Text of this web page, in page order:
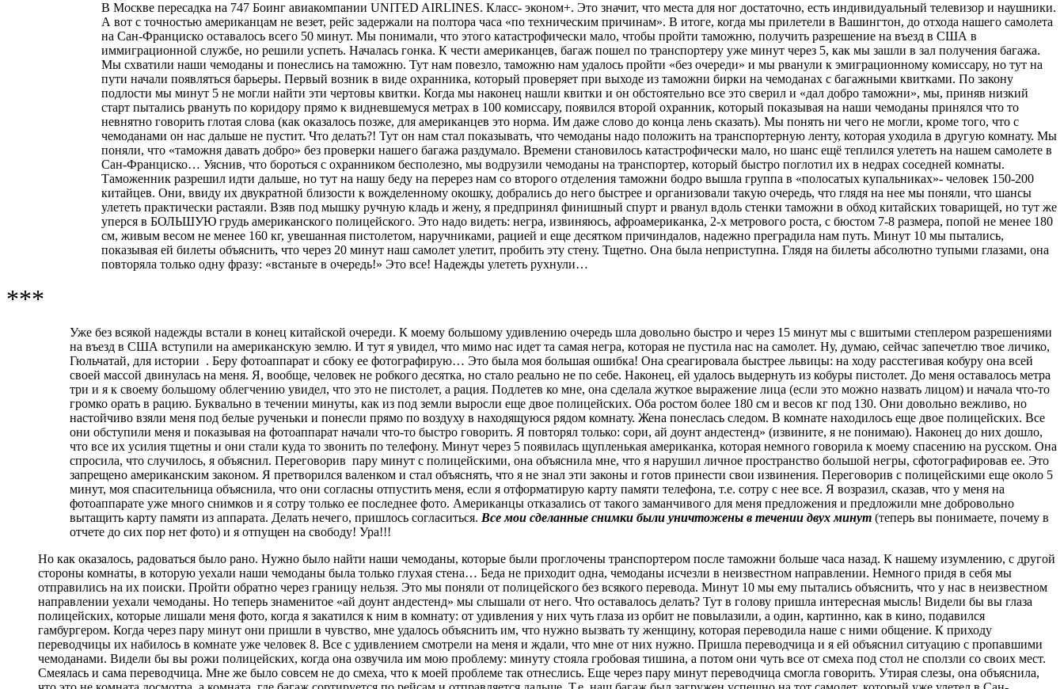
В Москве пересадка на 747 Боинг авиакомпании UNITED AIRLINES. Класс- эконом+. Это значит, что места для ног достаточно, есть индивидуальный телевизор и наушники.
А вот с точностью американцам не везет, рейс задержали на полтора часа «по техническим причинам». В итоге, когда мы прилетели в Вашингтон, до отхода нашего самолета
на Сан-Франциско оставалось всего 50 минут. Мы понимали, что этого катастрофически мало, чтобы пройти таможню, получить разрешение на въезд в США в
иммиграционной службе, но решили успеть. Началась гонка. К чести американцев, багаж пошел по транспортеру уже минут через 5, как мы зашли в зал получения багажа.
Мы схватили наши чемоданы и понеслись на таможню. Тут нам повезло, таможню нам удалось пройти «без очереди» и мы рванули к эмиграционному комиссару, но тут на
пути начали появляться барьеры. Первый возник в виде охранника, который проверяет при выходе из таможни бирки на чемоданах с багажными квитками. По закону
подлости мы минут 5 не могли найти эти чертовы квитки. Когда мы наконец нашли квитки и он обстоятельно все это сверил и «дал добро таможни», мы, приняв низкий
старт пытались рвануть по коридору прямо к видневшемуся метрах в 100 комиссару, появился второй охранник, который показывая на наши чемоданы принялся что то
невнятно говорить глотая слова (как оказалось позже, для американцев это норма. Им даже слово до конца лень сказать). Мы понять ни чего не могли, кроме того, что с
чемоданами он нас дальше не пустит. Что делать?! Тут он нам стал показывать, что чемоданы надо положить на транспортерную ленту, которая уходила в другую комнату. Мы
поняли, что «таможня давать добро» без проверки нашего багажа раздумало. Времени становилось катастрофически мало, но шанс ещё теплился улететь на нашем самолете в
Сан-Франциско… Уяснив, что бороться с охранником бесполезно, мы водрузили чемоданы на транспортер, который быстро поглотил их в недрах соседней комнаты.
Таможенник разрешил идти дальше, но тут на нашу беду на перерез нам со второго отделения таможни бодро вышла группа в «полосатых купальниках»- человек 150-200
китайцев. Они, ввиду их двукратной близости к вожделенному окошку, добрались до него быстрее и организовали такую очередь, что глядя на нее мы поняли, что шансы
улететь практически растаяли. Взяв под мышку ручную кладь и жену, я предпринял финишный спурт и рванул вдоль стенки таможни в обход китайских товарищей, но тут же
уперся в БОЛЬШУЮ грудь американского полицейского. Это надо видеть: негра, извиняюсь, афроамериканка, 2-х метрового роста, с бюстом 7-8 размера, попой не менее 180
см, живым весом не менее 160 кг, увешанная пистолетом, наручниками, рацией и еще десятком причиндалов, надежно преградила нам путь. Минут 10 мы пытались,
показывая ей билеты объяснить, что через 20 минут наш самолет улетит, пробить эту стену. Тщетно. Она была неприступна. Глядя на билеты абсолютно тупыми глазами, она
повторяла только одну фразу: «встаньте в очередь!» Это все! Надежды улететь рухнули…
***
Уже без всякой надежды встали в конец китайской очереди. К моему большому удивлению очередь шла довольно быстро и через 15 минут мы с вшитыми степлером разрешениями
на въезд в США вступили на американскую землю. И тут я увидел, что мимо нас идет та самая негра, которая не пустила нас на самолет. Ну, думаю, сейчас запечетлю твое личико,
Гюльчатай, для истории . Беру фотоаппарат и сбоку ее фотографирую… Это была моя большая ошибка! Она среагировала быстрее львицы: на ходу расстегивая кобуру она всей
своей массой двинулась на меня. Я, вообще, человек не робкого десятка, но стало реально не по себе. Наконец, ей удалось выдернуть из кобуры пистолет. До меня оставалось метра
три и я к своему большому облегчению увидел, что это не пистолет, а рация. Подлетев ко мне, она сделала жуткое выражение лица (если это можно назвать лицом) и начала что-то
громко орать в рацию. Буквально в течении минуты, как из под земли выросли еще двое полицейских. Оба ростом более 180 см и весов кг под 130. Они довольно вежливо, но
настойчиво взяли меня под белые рученьки и понесли прямо по воздуху в находящуюся рядом комнату. Жена понеслась следом. В комнате находилось еще двое полицейских. Все
они обступили меня и показывая на фотоаппарат начали что-то быстро говорить. Я повторял только: сори, ай доунт андестенд» (извините, я не понимаю). Наконец до них дошло,
что все их усилия тщетны и они стали куда то звонить по телефону. Минут через 5 появилась щупленькая американка, которая немного говорила к моему спасению на русском. Она
спросила, что случилось, я объяснил. Переговорив пару минут с полицейскими, она объяснила мне, что я нарушил личное пространство большой негры, сфотографировав ее. Это
запрещено американским законом. Я претворился валенком и стал объяснять, что я не знал эти законы и готов принести свои извинения. Переговорив с полицейскими еще около 5
минут, моя спасительница объяснила, что они согласны отпустить меня, если я отформатирую карту памяти телефона, т.е. сотру с нее все. Я возразил, сказав, что у меня на
фотоаппарате уже много снимков и я сотру только ее последнее фото. Американцы отказались от такого заманчивого для меня предложения и предложили мне добровольно
вытащить карту памяти из аппарата. Делать нечего, пришлось согласиться. Все мои сделанные снимки были уничтожены в течении двух минут (теперь вы понимаете, почему в
отчете до сих пор нет фото) и я отпущен на свободу! Ура!!!
Но как оказалось, радоваться было рано. Нужно было найти наши чемоданы, которые были проглочены транспортером после таможни больше часа назад. К нашему изумлению, с другой
стороны комнаты, в которую уехали наши чемоданы была только глухая стена… Беда не приходит одна, чемоданы исчезли в неизвестном направлении. Немного придя в себя мы
отправились на их поиски. Пройти обратно через границу нельзя. Это мы поняли от полицейского без всякого перевода. Минут 10 мы ему пытались объяснить, что у нас в неизвестном
направлении уехали чемоданы. Но теперь знаменитое «ай доунт андестенд» мы слышали от него. Что оставалось делать? Тут в голову пришла интересная мысль! Видели бы вы глаза
полицейских, которые лишали меня фото, когда я закатился к ним в комнату: от удивления у них чуть глаза из орбит не повылазили, а один, картинно, как в кино, подавился
гамбургером. Когда через пару минут они пришли в чувство, мне удалось объяснить им, что нужно вызвать ту женщину, которая переводила наше с ними общение. К приходу
переводчицы их набилось в комнате уже человек 8. Все с удивлением смотрели на меня и ждали, что мне от них нужно. Пришла переводчица и я ей объяснил ситуацию с пропавшими
чемоданами. Видели бы вы рожи полицейских, когда она озвучила им мою проблему: минуту стояла гробовая тишина, а потом они чуть все от смеха под стол не сползли со своих мест.
Смеялась и сама переводчица. Мне же было совсем не до смеха, что к моей проблеме так отнеслись. Еще через пару минут переводчица смогла говорить. Утирая слезы, она объяснила,